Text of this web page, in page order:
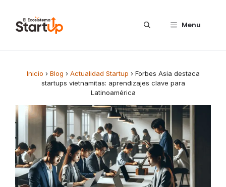
Menu
Inicio › Blog › Actualidad Startup › Forbes Asia destaca
startups vietnamitas: aprendizajes clave para
Latinoamérica